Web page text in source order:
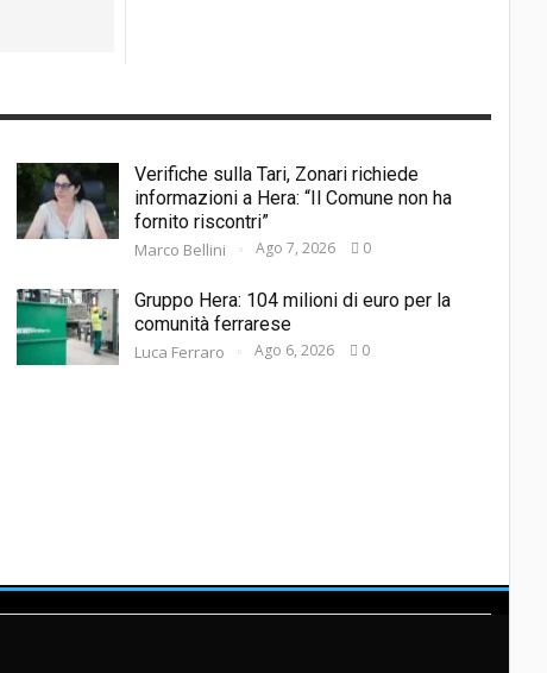
Verifiche sulla Tari, Zonari richiede
informazioni a Hera: “Il Comune non ha
fornito riscontri”
Marco Bellini Ago 7, 2026 0
Gruppo Hera: 104 milioni di euro per la
comunità ferrarese
Luca Ferraro Ago 6, 2026 0